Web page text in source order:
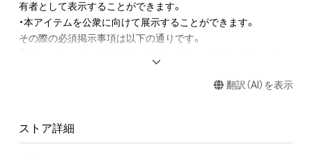
有者として表示することができます。
・本アイテムを公衆に向けて展示することができます。
その際の必須掲示事項は以下の通りです。
・作品または作品の一部のパーツを販売促進用ポスター、POPな
本アイテムに関する注意事項
翻訳（AI）を表示
ストア詳細